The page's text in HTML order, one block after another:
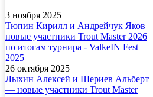
3 ноября 2025
Тюпин Кирилл и Андрейчук Яков
новые участники Trout Master 2026
по итогам турнира - ValkeIN Fest
2025
26 октября 2025
Лыхин Алексей и Шериев Альберт
— новые участники Trout Master